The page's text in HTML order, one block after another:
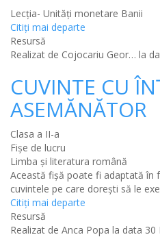
Lecția- Unități monetare Banii
Citiţi mai departe
Resursă
Realizat de Cojocariu Geor… la
CUVINTE CU
ASEMĂNĂTOR
Clasa a II-a
Fișe de lucru
Limba şi literatura română
Această fișă poate fi adaptată în
cuvintele pe care dorești să le
Citiţi mai departe
Resursă
Realizat de Anca Popa la data 30